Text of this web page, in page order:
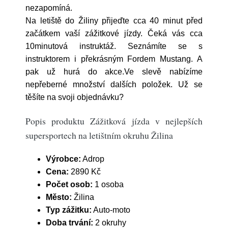
nezapomíná.
Na letiště do Žiliny přijeďte cca 40 minut před
začátkem vaší zážitkové jízdy. Čeká vás cca
10minutová instruktáž. Seznámíte se s
instruktorem i překrásným Fordem Mustang. A
pak už hurá do akce.Ve slevě nabízíme
nepřeberné množství dalších položek. Už se
těšíte na svoji objednávku?
Popis produktu Zážitková jízda v nejlepších
supersportech na letištním okruhu Žilina
Výrobce: Adrop
Cena: 2890 Kč
Počet osob: 1 osoba
Město: Žilina
Typ zážitku: Auto-moto
Doba trvání: 2 okruhy